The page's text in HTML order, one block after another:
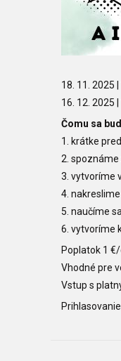
18. 11. 2025
16. 12. 2025
Čomu sa
1. krátke
2.
3. vytvoríme
4.
5. naučíme
6. vytvoríme
Poplatok 1 €/
Vhodné pre
Vstup s